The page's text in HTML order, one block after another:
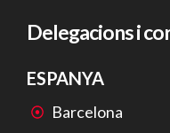
Delegacions i
ESPANYA
Barcelona